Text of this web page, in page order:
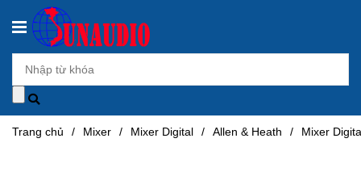
Trang chủ / Mixer / Mixer Digital / Allen & Heath / Mixer